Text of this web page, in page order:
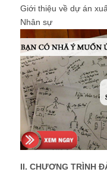
Giới thiệu về dự án
Nhân sự
II. CHƯƠNG TRÌNH